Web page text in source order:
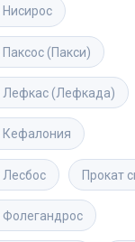
Нисирос
Паксос (Пакси)
Лефкас (Лефкада)
Кефалония
Лесбос Прокат
Фолегандрос